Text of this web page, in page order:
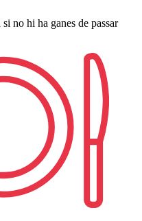
no hi ha ganes de passar